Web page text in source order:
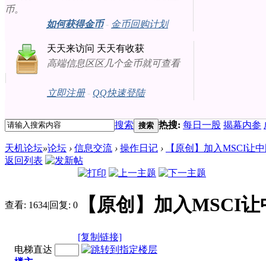
币。
如何获得金币- 金币回购计划
天天来访问 天天有收获
高端信息区区几个金币就可查看
立即注册- QQ快速登陆
搜索 搜索 热搜: 每日一股 揭幕内参
天机论坛»论坛 › 信息交流 › 操作日记 ›
【原创】加入MSCI让
返回列表
查看: 1634|回复: 0 【原创】加入MSCI
[复制链接]
电梯直达